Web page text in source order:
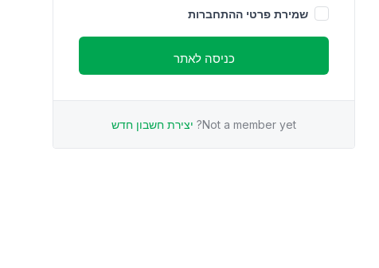
שמירת פרטי ההתחברות
Not a member yet? יצירת חשבון חדש